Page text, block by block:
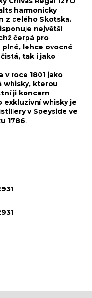
harmonicky
z celého Skotska.
největší
čerpá pro
lehce ovocné
tak i jako
v roce 1801 jako
whisky, kterou
ji koncern
exkluzivní whisky je
v Speyside ve
1786.